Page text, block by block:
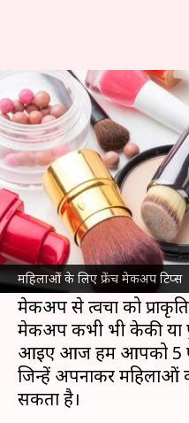
महिलाओं के लिए फ्रेंच मेकअप टिप्स
महिलाएं के लिए
टिप्स, मिलेगा
लेखन अंजली Apr 19, 2023
क्या है खबर?
फ्रेंच मेकअप चेहरे की
करने और उन्हें बढ़ाने में
इसके लिए मेकअप का सही
मेकअप से त्वचा को
मेकअप कभी भी केकी या
आइए आज हम आपको 5
जिन्हें अपनाकर महिलाओं